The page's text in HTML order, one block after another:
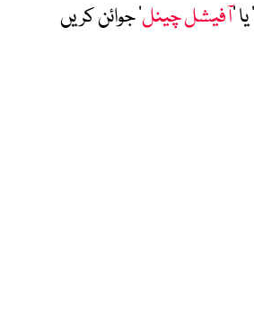
‘ یا ’آفیشل چینل‘ جوائن کریں